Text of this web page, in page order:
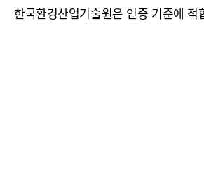
한국환경산업기술원은 인증 기준에